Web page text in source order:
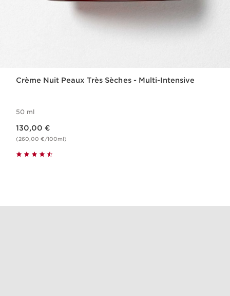
Crème Nuit Peaux Très Sèches - Multi-Intensive
50 ml
130,00 €
(260,00 €/100ml)